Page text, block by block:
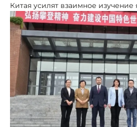
Китая усилят взаимное изучение